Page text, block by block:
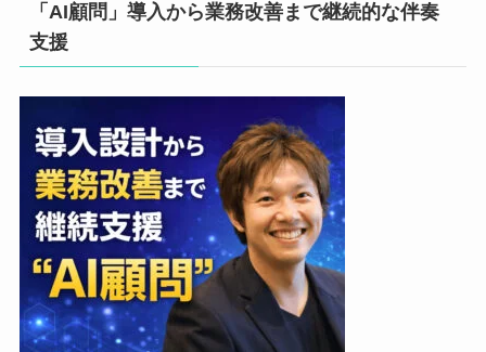
「AI顧問」導入から業務改善まで継続的な伴奏
支援